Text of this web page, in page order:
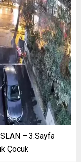
– 3.Sayfa
Çocuk